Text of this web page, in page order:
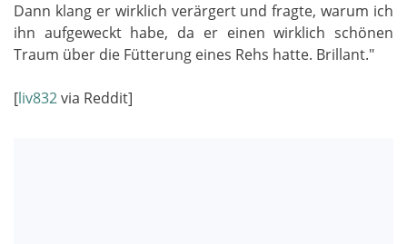
Dann klang er wirklich verärgert und fragte, warum ich
ihn aufgeweckt habe, da er einen wirklich schönen
Traum über die Fütterung eines Rehs hatte. Brillant."
[liv832via Reddit]